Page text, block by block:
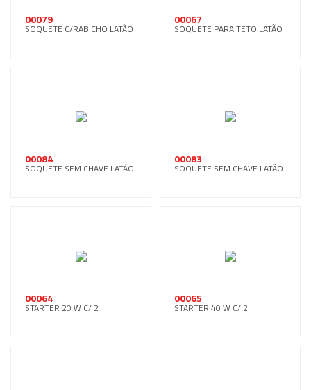
00079
SOQUETE C/RABICHO LATÃO
00067
SOQUETE PARA TETO LATÃO
00084
SOQUETE SEM CHAVE LATÃO
00083
SOQUETE SEM CHAVE LATÃO
00064
STARTER 20 W C/ 2
00065
STARTER 40 W C/ 2